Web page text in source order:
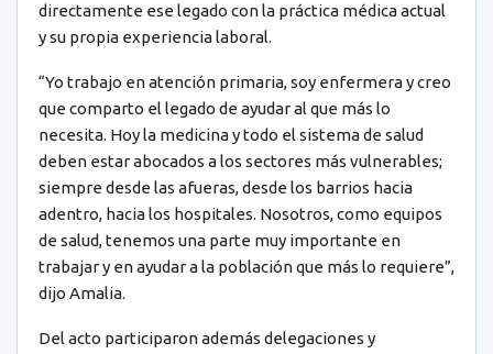
directamente ese legado con la práctica médica actual
y su propia experiencia laboral.
“Yo trabajo en atención primaria, soy enfermera y creo
que comparto el legado de ayudar al que más lo
necesita. Hoy la medicina y todo el sistema de salud
deben estar abocados a los sectores más vulnerables;
siempre desde las afueras, desde los barrios hacia
adentro, hacia los hospitales. Nosotros, como equipos
de salud, tenemos una parte muy importante en
trabajar y en ayudar a la población que más lo requiere”,
dijo Amalia.
Del acto participaron además delegaciones y